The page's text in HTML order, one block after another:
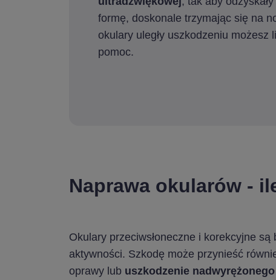
formę, doskonale trzymając się na
okulary uległy uszkodzeniu możesz
pomoc.
Naprawa okularów -
Okulary przeciwsłoneczne i korekcyjne są
aktywności. Szkodę może przynieść
oprawy lub uszkodzenie